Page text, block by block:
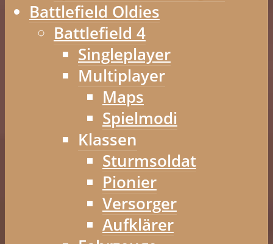
Battlefield Oldies
Battlefield 4
Singleplayer
Multiplayer
Maps
Spielmodi
Klassen
Sturmsoldat
Pionier
Versorger
Aufklärer